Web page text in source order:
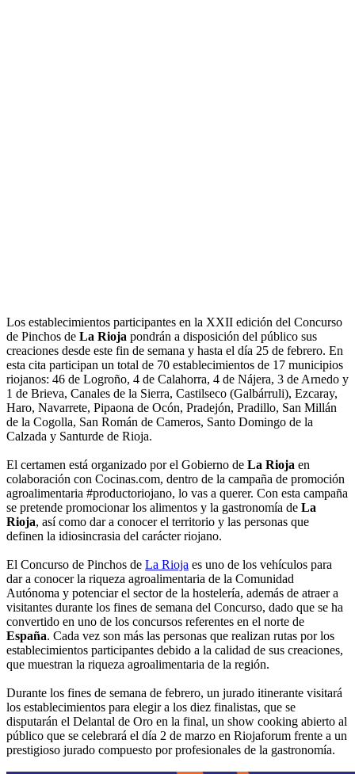
Los establecimientos participantes en la XXII edición del Concurso
de Pinchos de La Rioja pondrán a disposición del público sus
creaciones desde este fin de semana y hasta el día 25 de febrero. En
esta cita participan un total de 70 establecimientos de 17 municipios
riojanos: 46 de Logroño, 4 de Calahorra, 4 de Nájera, 3 de Arnedo y
1 de Brieva, Canales de la Sierra, Castilseco (Galbárruli), Ezcaray,
Haro, Navarrete, Pipaona de Ocón, Pradejón, Pradillo, San Millán
de la Cogolla, San Román de Cameros, Santo Domingo de la
Calzada y Santurde de Rioja.
El certamen está organizado por el Gobierno de La Rioja en
colaboración con Cocinas.com, dentro de la campaña de promoción
agroalimentaria #productoriojano, lo vas a querer. Con esta campaña
se pretende promocionar los alimentos y la gastronomía de La
Rioja, así como dar a conocer el territorio y las personas que
definen la idiosincrasia del carácter riojano.
El Concurso de Pinchos de La Rioja es uno de los vehículos para
dar a conocer la riqueza agroalimentaria de la Comunidad
Autónoma y potenciar el sector de la hostelería, además de atraer a
visitantes durante los fines de semana del Concurso, dado que se ha
convertido en uno de los concursos referentes en el norte de
España. Cada vez son más las personas que realizan rutas por los
establecimientos participantes debido a la calidad de sus creaciones,
que muestran la riqueza agroalimentaria de la región.
Durante los fines de semana de febrero, un jurado itinerante visitará
los establecimientos para elegir a los diez finalistas, que se
disputarán el Delantal de Oro en la final, un show cooking abierto al
público que se celebrará el día 2 de marzo en Riojaforum frente a un
prestigioso jurado compuesto por profesionales de la gastronomía.